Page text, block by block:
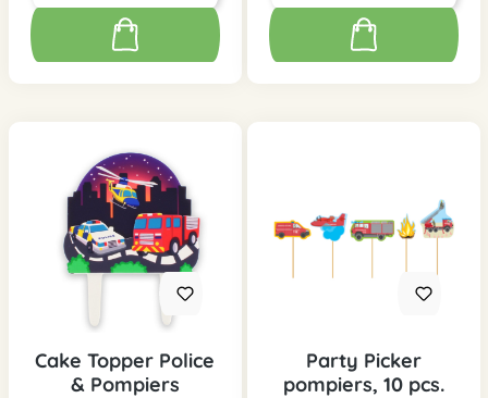
Cake Topper Police
& Pompiers
Party Picker
pompiers, 10 pcs.